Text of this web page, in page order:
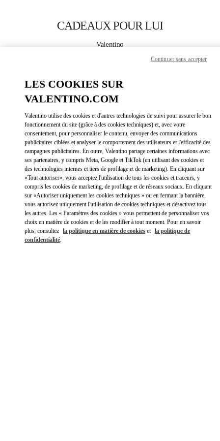
CADEAUX POUR LUI
Valentino
APPELLE MAINTENANT
OBTENIR DES DIRECTIONSLINK
Link Opens in New Tab
LES COOKIES SUR
VALENTINO.COM
Valentino utilise des cookies et d'autres technologies de suivi pour assurer le bon
fonctionnement du site (grâce à des cookies techniques) et, avec votre
consentement, pour personnaliser le contenu, envoyer des communications
publicitaires ciblées et analyser le comportement des utilisateurs et l'efficacité des
campagnes publicitaires. En outre, Valentino partage certaines informations avec
ses partenaires, y compris Meta, Google et TikTok (en utilisant des cookies et
des technologies internes et tiers de profilage et de marketing). En cliquant sur
«Tout autoriser», vous acceptez l'utilisation de tous les cookies et traceurs, y
compris les cookies de marketing, de profilage et de réseaux sociaux. En cliquant
sur «Autoriser uniquement les cookies techniques » ou en fermant la bannière,
vous autorisez uniquement l'utilisation de cookies techniques et désactivez tous
les autres. Les « Paramètres des cookies » vous permettent de personnaliser vos
choix en matière de cookies et de les modifier à tout moment. Pour en savoir
plus, consultez la politique en matière de cookies et la politique de
confidentialité.
Continuer sans accepter